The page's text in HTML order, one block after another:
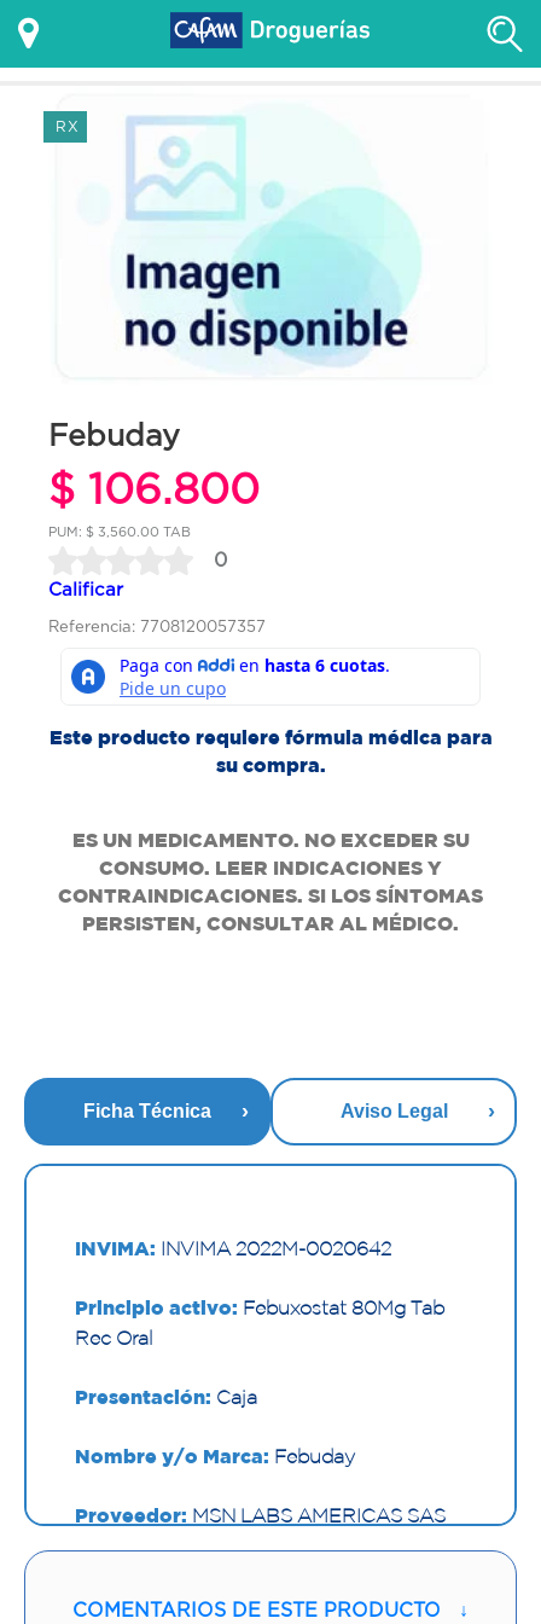
RX
Febuday
$ 106.800
PUM: $ 3,560.00 TAB
0
Calificar
Referencia: 7708120057357
Este producto requiere fórmula médica para
su compra.
ES UN MEDICAMENTO. NO EXCEDER SU
CONSUMO. LEER INDICACIONES Y
CONTRAINDICACIONES. SI LOS SÍNTOMAS
PERSISTEN, CONSULTAR AL MÉDICO.
Ficha Técnica Aviso Legal
INVIMA: INVIMA 2022M-0020642
Principio activo: Febuxostat 80Mg Tab
Rec Oral
Presentación: Caja
Nombre y/o Marca: Febuday
Proveedor: MSN LABS AMERICAS SAS
COMENTARIOS DE ESTE PRODUCTO ↓